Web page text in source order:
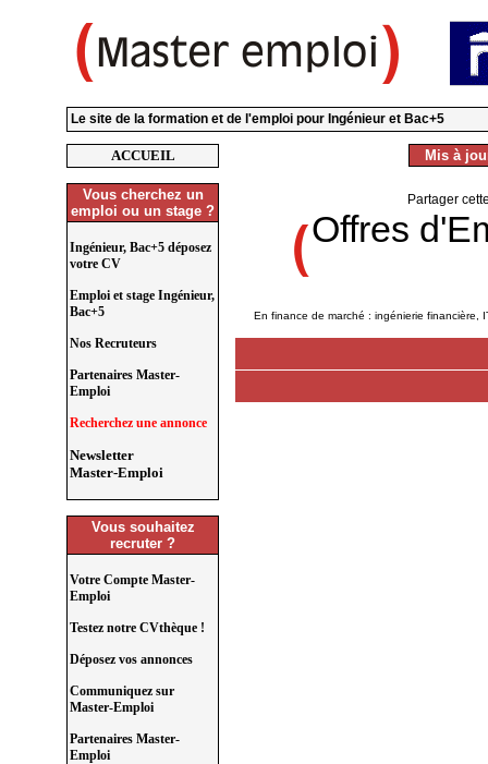
Le site de la formation et de l'emploi pour Ingénieur et Bac+5
ACCUEIL
Vous cherchez un
emploi ou un stage ?
Ingénieur, Bac+5 déposez
votre CV
Emploi et stage Ingénieur,
Bac+5
Nos Recruteurs
Partenaires Master-
Emploi
Recherchez une annonce
Newsletter
Master-Emploi
Vous souhaitez
recruter ?
Votre Compte Master-
Emploi
Testez notre CVthèque !
Déposez vos annonces
Communiquez sur
Master-Emploi
Partenaires Master-
Emploi
Mis à
Partager
Offres
En finance de marché : ingénierie financière,